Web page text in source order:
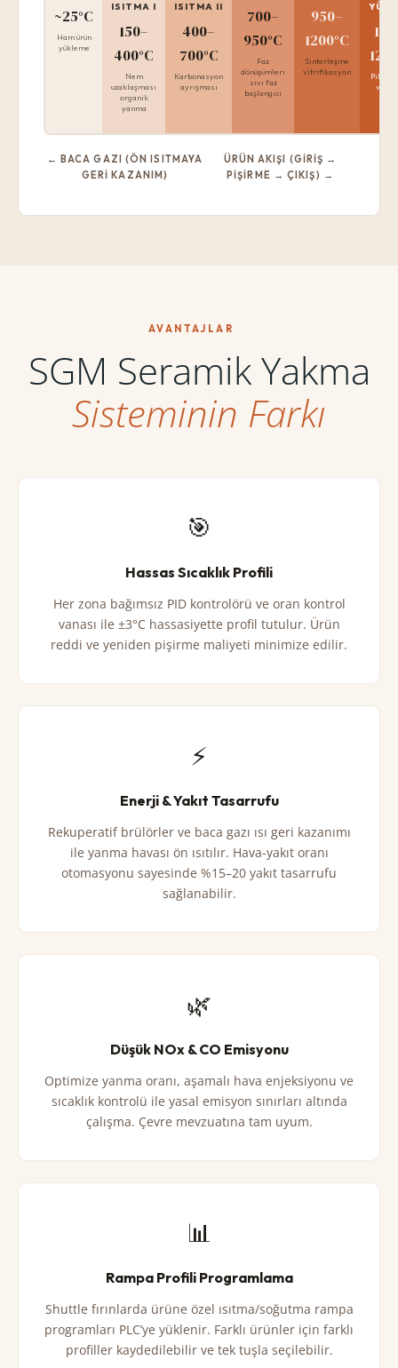
~25°C
Ham ürün
yükleme
ISITMA I
150–
400°C
Nem
uzaklaşması
organik
yanma
ISITMA II
400–
700°C
Karbonasyon
ayrışması
700–
950°C
Faz
dönüşümleri
sıvı faz
başlangıcı
950–
1200°C
Sinterleşme
vitrifikasyon
Pik
ve
← BACA GAZI (ÖN ISITMAYA
GERI KAZANIM)
ÜRÜN AKIŞI (GIRIŞ →
PIŞIRME → ÇIKIŞ) →
AVANTAJLAR
SGM Seramik Yakma
Sisteminin Farkı
🎯
Hassas Sıcaklık Profili
Her zona bağımsız PID kontrolörü ve oran kontrol
vanası ile ±3°C hassasiyette profil tutulur. Ürün
reddi ve yeniden pişirme maliyeti minimize edilir.
⚡
Enerji & Yakıt Tasarrufu
Rekuperatif brülörler ve baca gazı ısı geri kazanımı
ile yanma havası ön ısıtılır. Hava-yakıt oranı
otomasyonu sayesinde %15–20 yakıt tasarrufu
sağlanabilir.
🌿
Düşük NOx & CO Emisyonu
Optimize yanma oranı, aşamalı hava enjeksiyonu ve
sıcaklık kontrolü ile yasal emisyon sınırları altında
çalışma. Çevre mevzuatına tam uyum.
📊
Rampa Profili Programlama
Shuttle fırınlarda ürüne özel ısıtma/soğutma rampa
programları PLC’ye yüklenir. Farklı ürünler için farklı
profiller kaydedilebilir ve tek tuşla seçilebilir.